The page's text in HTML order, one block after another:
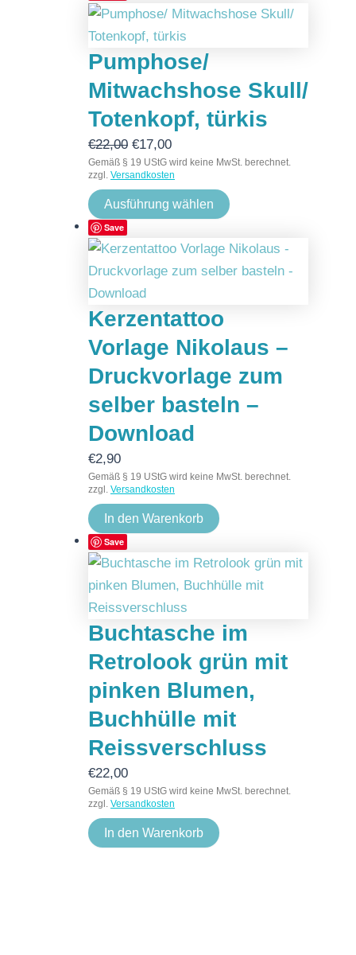
Pumphose/
Mitwachshose Skull/
Totenkopf, türkis
€22,00 €17,00
Gemäß § 19 UStG wird keine MwSt. berechnet.
zzgl. Versandkosten
Ausführung wählen
Save
Kerzentattoo
Vorlage Nikolaus –
Druckvorlage zum
selber basteln –
Download
€2,90
Gemäß § 19 UStG wird keine MwSt. berechnet.
zzgl. Versandkosten
In den Warenkorb
Save
Buchtasche im
Retrolook grün mit
pinken Blumen,
Buchhülle mit
Reissverschluss
€22,00
Gemäß § 19 UStG wird keine MwSt. berechnet.
zzgl. Versandkosten
In den Warenkorb